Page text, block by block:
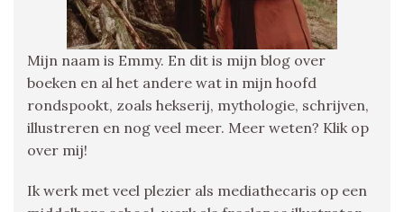
Mijn naam is Emmy. En dit is mijn blog over
boeken en al het andere wat in mijn hoofd
rondspookt, zoals hekserij, mythologie, schrijven,
illustreren en nog veel meer. Meer weten? Klik op
over mij!
Ik werk met veel plezier als mediathecaris op een